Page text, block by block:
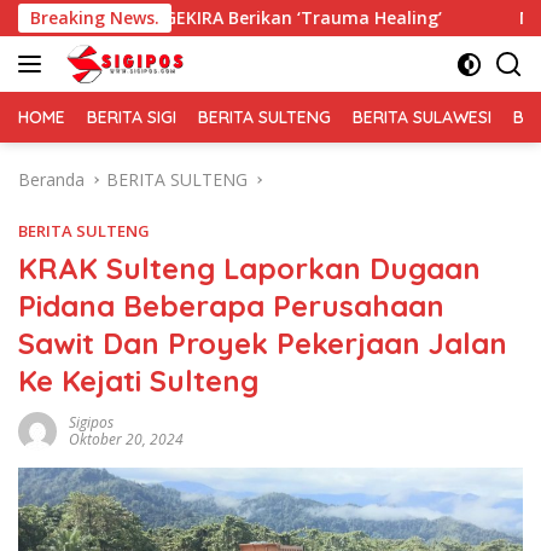
Langsung
ke
konten
Breaking News.
GEKIRA Berikan ‘Trauma Healing’ Membaur
HOME BERITA SIGI BERITA SULTENG BERITA SULAWESI
Beranda BERITA SULTENG
BERITA SULTENG
KRAK Sulteng Laporkan Dugaan
Pidana Beberapa Perusahaan
Sawit Dan Proyek Pekerjaan Jalan
Ke Kejati Sulteng
Sigipos
Oktober 20, 2024